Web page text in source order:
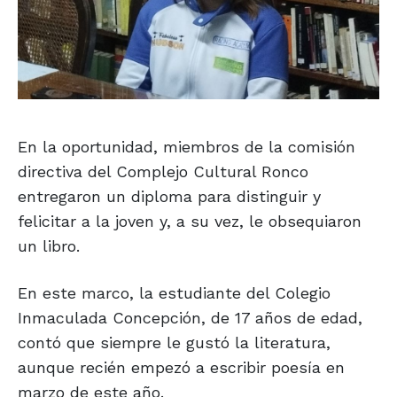
En la oportunidad, miembros de la comisión
directiva del Complejo Cultural Ronco
entregaron un diploma para distinguir y
felicitar a la joven y, a su vez, le obsequiaron
un libro.
En este marco, la estudiante del Colegio
Inmaculada Concepción, de 17 años de edad,
contó que siempre le gustó la literatura,
aunque recién empezó a escribir poesía en
marzo de este año.